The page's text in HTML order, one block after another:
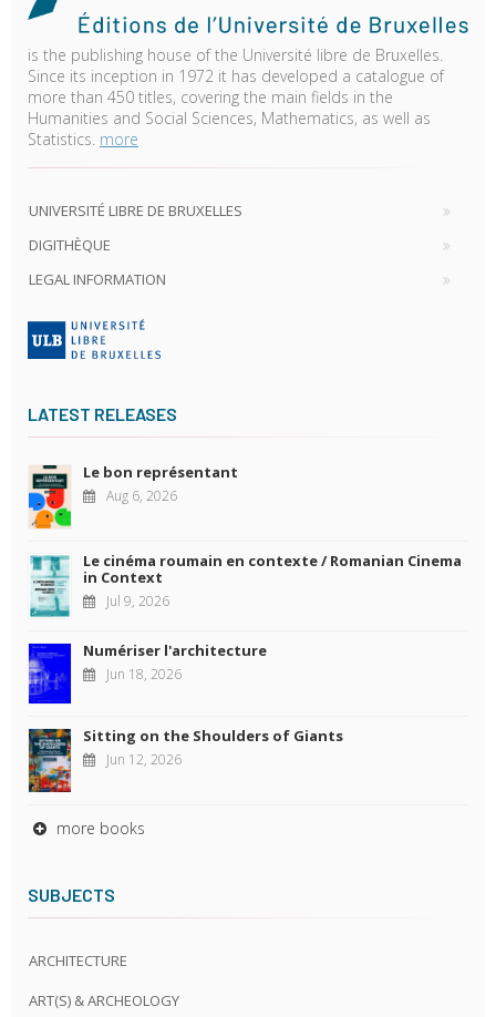
is the publishing house of the Université libre de Bruxelles.
Since its inception in 1972 it has developed a catalogue of
more than 450 titles, covering the main fields in the
Humanities and Social Sciences, Mathematics, as well as
Statistics. more
UNIVERSITÉ LIBRE DE BRUXELLES
DIGITHÈQUE
LEGAL INFORMATION
LATEST RELEASES
Le bon représentant
Aug 6, 2026
Le cinéma roumain en contexte / Romanian Cinema
in Context
Jul 9, 2026
Numériser l'architecture
Jun 18, 2026
Sitting on the Shoulders of Giants
Jun 12, 2026
more books
SUBJECTS
ARCHITECTURE
ART(S) & ARCHEOLOGY